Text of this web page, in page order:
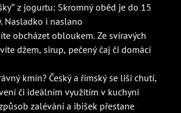
z jogurtu: Skromný oběd je do 15
Nasladko i naslano
obcházet obloukem. Ze svíravých
džem, sirup, pečený čaj či domácí
kmín? Český a římský se liší chutí,
či ideálním využitím v kuchyni
zalévání a ibišek přestane